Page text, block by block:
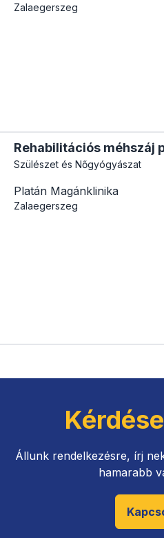
Zalaegerszeg
Rehabilitációs méhszáj
Szülészet és Nőgyógyászat
Platán Magánklinika
Zalaegerszeg
Állunk rendelkezésre, írj
hamarabb